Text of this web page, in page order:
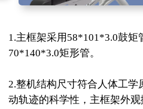
1.主框架采用58*101*3.0鼓矩
70*140*3.0矩形管。
2.整机结构尺寸符合人体工学
动轨迹的科学性，主框架外